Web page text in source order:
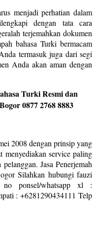
menjadi perhatian dalam
dengan tata cara
terjemahkan dokumen
bahasa Turki bermacam
termasuk juga dari segi
Anda akan aman dengan
Turki Resmi dan
0877 2768 8883
2008 dengan prinsip yang
menyediakan service paling
Jasa Penerjemah
Silahkan hubungi fauzi
ponsel/whatsapp xl :
: +6281290434111 Telp